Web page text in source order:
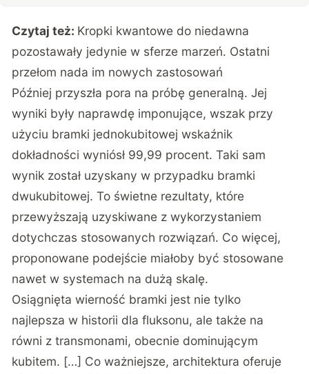
Czytaj też: Kropki kwantowe do niedawna
pozostawały jedynie w sferze marzeń. Ostatni
przełom nada im nowych zastosowań
Później przyszła pora na próbę generalną. Jej
wyniki były naprawdę imponujące, wszak przy
użyciu bramki jednokubitowej wskaźnik
dokładności wyniósł 99,99 procent. Taki sam
wynik został uzyskany w przypadku bramki
dwukubitowej. To świetne rezultaty, które
przewyższają uzyskiwane z wykorzystaniem
dotychczas stosowanych rozwiązań. Co więcej,
proponowane podejście miałoby być stosowane
nawet w systemach na dużą skalę.
Osiągnięta wierność bramki jest nie tylko
najlepsza w historii dla fluksonu, ale także na
równi z transmonami, obecnie dominującym
kubitem. […] Co ważniejsze, architektura oferuje